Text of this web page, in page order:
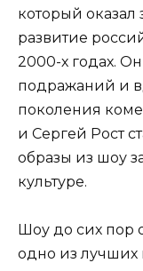
который оказал
развитие
2000-х годах.
подражаний и
поколения
и Сергей Рост
образы из шоу
культуре.
Шоу до сих пор
одно из